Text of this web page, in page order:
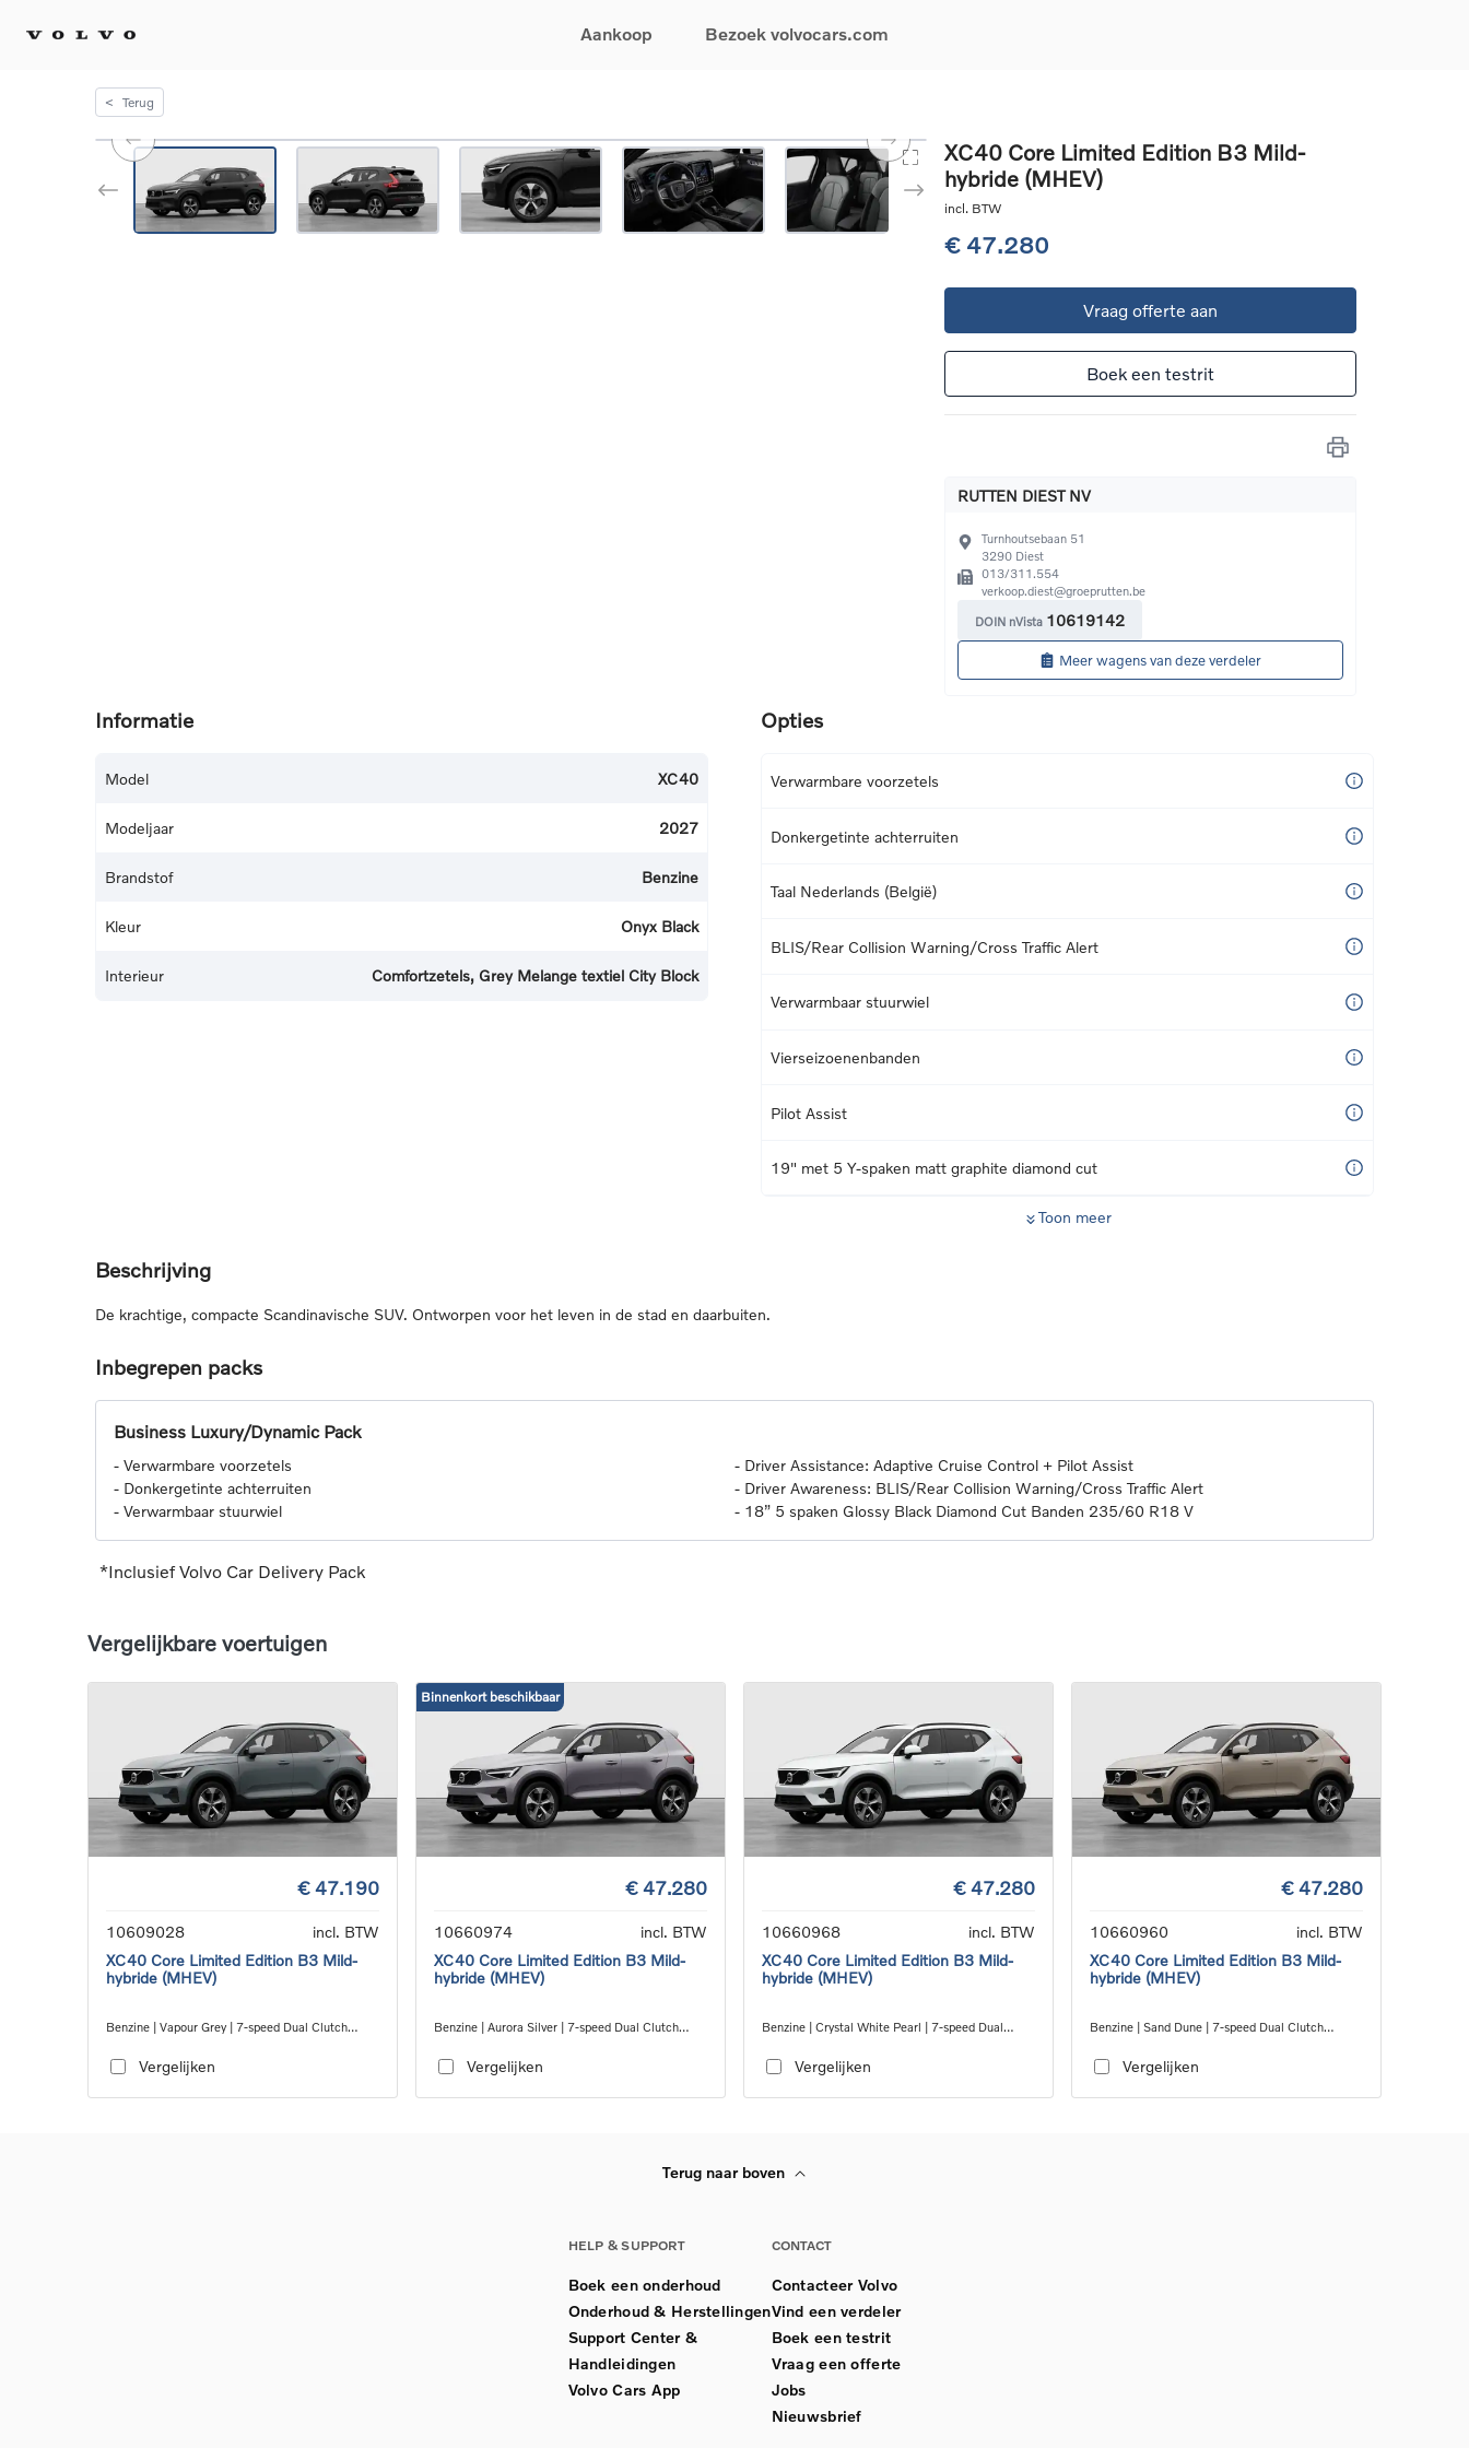
Aankoop
EX30
EX40
EC40
Elektrische auto's
Plug-inhybride auto's
Mild hybrid auto's
Bezoek volvocars.com
Stel uw wagen samen
Tijdelijke aanbiedingen
Gecertificeerde
Financieren
Verzekeringen
Boek een onderhoud
Onderhoud & herstellingen
Overname van uw auto
24/7 Pechverhelping
< Terug
XC40 Core Limited Edition B3 Mild-
hybride (MHEV)
incl. BTW
€ 47.280
Vraag offerte aan
Boek een testrit
RUTTEN DIEST NV
Turnhoutsebaan 51
3290 Diest
013/311.554
verkoop.diest@groeprutten.be
DOIN nVista 10619142
Meer wagens van deze verdeler
Informatie
Model XC40
Modeljaar 2027
Brandstof Benzine
Kleur Onyx Black
Interieur Comfortzetels, Grey Melange textiel City Block
Opties
Verwarmbare voorzetels
Donkergetinte achterruiten
Taal Nederlands (België)
BLIS/Rear Collision Warning/Cross Traffic Alert
Verwarmbaar stuurwiel
Vierseizoenenbanden
Pilot Assist
19" met 5 Y-spaken matt graphite diamond cut
Toon meer
Beschrijving
De krachtige, compacte Scandinavische SUV. Ontworpen voor het leven in de stad en daarbuiten.
Inbegrepen packs
Business Luxury/Dynamic Pack
- Verwarmbare voorzetels - Driver Assistance: Adaptive Cruise Control + Pilot Assist
- Donkergetinte achterruiten - Driver Awareness: BLIS/Rear Collision Warning/Cross Traffic Alert
- Verwarmbaar stuurwiel - 18” 5 spaken Glossy Black Diamond Cut Banden 235/60 R18 V
*Inclusief Volvo Car Delivery Pack
Vergelijkbare voertuigen
€ 47.190
10609028
incl. BTW
XC40 Core Limited Edition B3 Mild-
hybride (MHEV)
Benzine | Vapour Grey | 7-speed Dual Clutch
Vergelijken
Binnenkort beschikbaar
€ 47.280
10660974
incl. BTW
XC40 Core Limited Edition B3 Mild-
hybride (MHEV)
Benzine | Aurora Silver | 7-speed Dual Clutch
Vergelijken
€ 47.280
10660968
incl. BTW
XC40 Core Limited Edition B3 Mild-
hybride (MHEV)
Benzine | Crystal White Pearl | 7-speed Dual
Vergelijken
€ 47.280
10660960
incl. BTW
XC40 Core Limited Edition B3 Mild-
hybride (MHEV)
Benzine | Sand Dune | 7-speed Dual Clutch
Vergelijken
Terug naar boven
HELP & SUPPORT
Boek een onderhoud
Onderhoud & Herstellingen
Support Center &
Handleidingen
Volvo Cars App
CONTACT
Contacteer Volvo
Vind een verdeler
Boek een testrit
Vraag een offerte
Jobs
Nieuwsbrief